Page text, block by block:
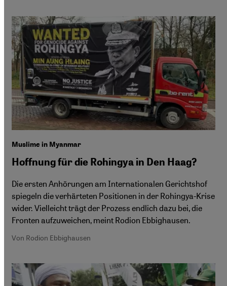
Muslime in Myanmar
Hoffnung für die Rohingya in Den Haag?
Die ersten Anhörungen am Internationalen Gerichtshof
spiegeln die verhärteten Positionen in der Rohingya-Krise
wider. Vielleicht trägt der Prozess endlich dazu bei, die
Fronten aufzuweichen, meint Rodion Ebbighausen.
Von Rodion Ebbighausen